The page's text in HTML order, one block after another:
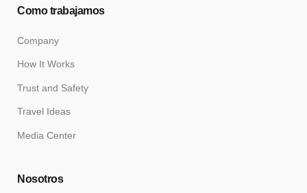
Como trabajamos
Company
How It Works
Trust and Safety
Travel Ideas
Media Center
Nosotros